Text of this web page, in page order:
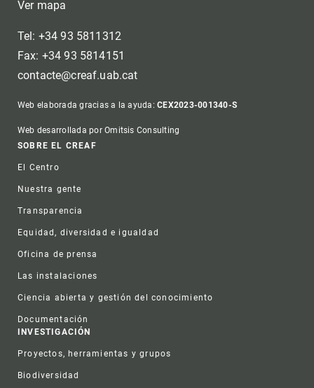
Ver mapa
Tel: +34 93 5811312
Fax: +34 93 5814151
contacte@creaf.uab.cat
Web elaborada gracias a la ayuda:CEX2023-001340-S
Web desarrollada por Omitsis Consulting
Footer
SOBRE EL CREAF
El Centro
Nuestra gente
Transparencia
Equidad, diversidad e igualdad
Oficina de prensa
Las instalaciones
Ciencia abierta y gestión del conocimiento
Documentación
INVESTIGACIÓN
Proyectos, herramientas y grupos
Biodiversidad